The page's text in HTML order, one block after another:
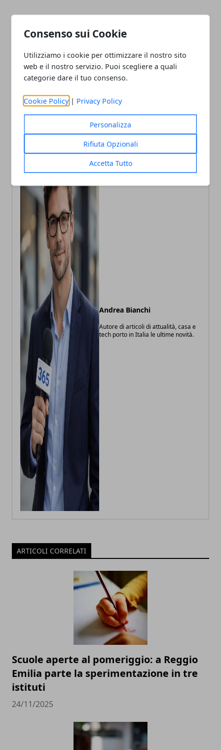
Consenso sui Cookie
Utilizziamo i cookie per ottimizzare il nostro sito
web e il nostro servizio. Puoi scegliere a quali
categorie dare il tuo consenso.
Cookie Policy | Privacy Policy
Personalizza
Rifiuta Opzionali
Accetta Tutto
Articolo Precedente
porta il disagio giovanile in
Andrea Bianchi
Autore di articoli di attualità, casa e
tech porto in Italia le ultime novità.
ARTICOLI CORRELATI
Scuole aperte al pomeriggio: a Reggio
Emilia parte la sperimentazione in tre
istituti
24/11/2025